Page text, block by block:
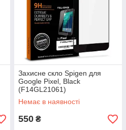
Захисне скло Spigen для
Google Pixel, Black
(F14GL21061)
Немає в наявності
550 ₴